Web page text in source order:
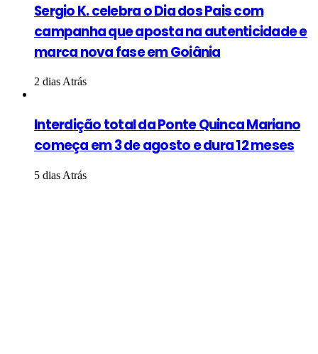
Sergio K. celebra o Dia dos Pais com
campanha que aposta na autenticidade e
marca nova fase em Goiânia
2 dias Atrás
Interdição total da Ponte Quinca Mariano
começa em 3 de agosto e dura 12 meses
5 dias Atrás